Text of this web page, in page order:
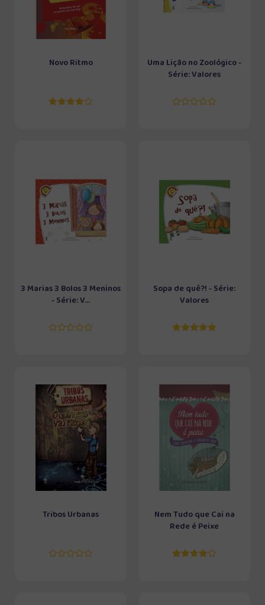
Novo Ritmo
Uma Lição no Zoológico -
Série: Valores
3 Marias 3 Bolos 3 Meninos
- Série: V...
Sopa de quê?! - Série:
Valores
Tribos Urbanas
Nem Tudo que Cai na
Rede é Peixe